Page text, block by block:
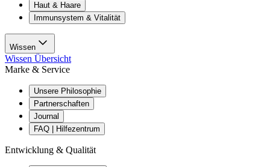
Haut & Haare
Immunsystem & Vitalität
Wissen
Wissen Übersicht
Marke & Service
Unsere Philosophie
Partnerschaften
Journal
FAQ | Hilfezentrum
Entwicklung & Qualität